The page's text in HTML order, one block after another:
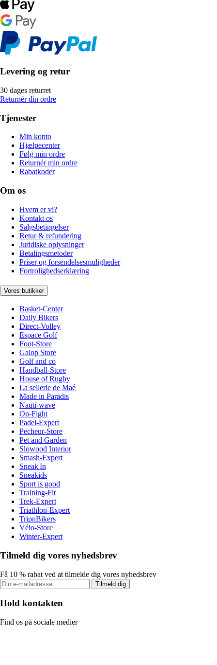
Levering og retur
30 dages returret
Returnér din ordre
Tjenester
Min konto
Hjælpecenter
Følg min ordre
Returnér min ordre
Rabatkoder
Om os
Hvem er vi?
Kontakt os
Salgsbetingelser
Retur & refundering
Juridiske oplysninger
Betalingsmetoder
Priser og forsendelsesmuligheder
Fortrolighedserklæring
Vores butikker
Basket-Center
Daily Bikers
Direct-Volley
Espace Golf
Foot-Store
Galop Store
Golf and co
Handball-Store
House of Rugby
La sellerie de Maé
Made in Paradis
Nauti-wave
On-Fight
Padel-Expert
Pecheur-Store
Pet and Garden
Slowood Interior
Smash-Expert
Sneak'In
Sneakids
Sport is good
Training-Fit
Trek-Expert
Triathlon-Expert
TripnBikers
Vélo-Store
Winter-Expert
Tilmeld dig vores nyhedsbrev
Få 10 % rabat ved at tilmelde dig vores nyhedsbrev
Tilmeld dig
Hold kontakten
Find os på sociale medier